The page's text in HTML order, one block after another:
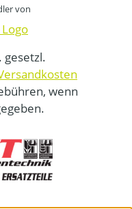
von
gesetzl.
wenn